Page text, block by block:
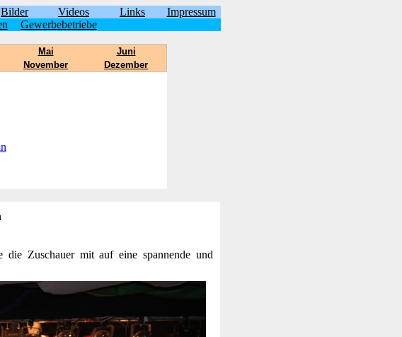
Bilder Videos Links
Impressum
Gewerbebetriebe
Mai
Juni
November Dezember
die Zuschauer mit auf eine spannende und